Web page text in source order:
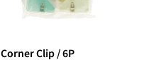
Corner Clip / 6P